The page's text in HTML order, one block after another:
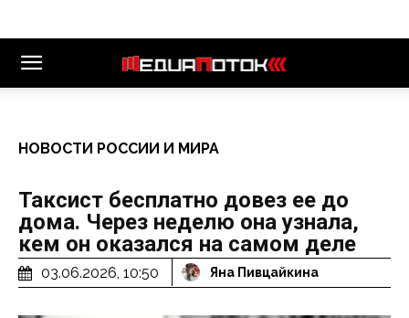
НОВОСТИ РОССИИ И МИРА
Таксист бесплатно довез ее до
дома. Через неделю она узнала,
кем он оказался на самом деле
03.06.2026, 10:50 Яна Пивцайкина